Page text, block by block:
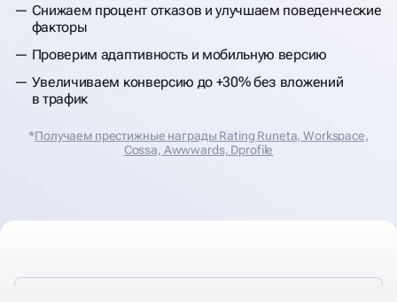
Снижаем процент отказов и улучшаем поведенческие
факторы
Проверим адаптивность и мобильную версию
Увеличиваем конверсию до +30% без вложений
в трафик
*Получаем престижные награды Rating Runeta, Workspace,
Cossa, Аwwwards, Dprofile